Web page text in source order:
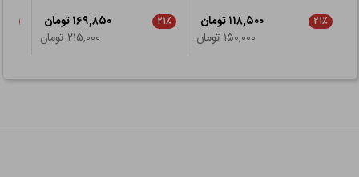
۲۱٪
۱۱۸,۵۰۰ تومان
۱۵۰,۰۰۰ تومان
۲۱٪
۱۶۹,۸۵۰ تومان
۲۱۵,۰۰۰ تومان